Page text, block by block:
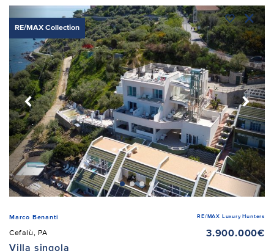
RE/MAX Collection
Marco Benanti RE/MAX Luxury Hunters
Cefalù, PA
3.900.000€
Villa singola